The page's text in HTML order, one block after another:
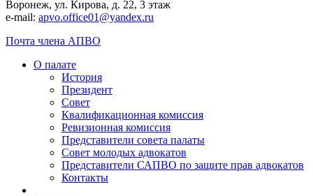
Воронеж, ул. Кирова, д. 22, 3 этаж
e-mail: apvo.office01@yandex.ru
Почта члена АПВО
О палате
История
Президент
Совет
Квалификационная комиссия
Ревизионная комиссия
Представители совета палаты
Совет молодых адвокатов
Представители САПВО по защите прав адвокатов
Контакты